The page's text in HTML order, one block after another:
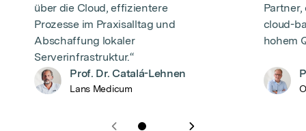
über die Cloud, effizientere
Prozesse im Praxisalltag und
Abschaffung lokaler
Serverinfrastruktur.“
Prof. Dr. Catalá-Lehnen
Lans Medicum
Partner,
cloud-
hohem